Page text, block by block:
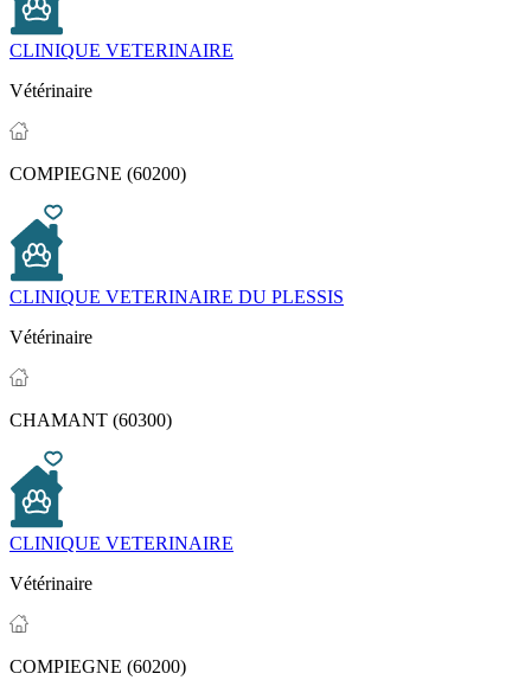
CLINIQUE VETERINAIRE
Vétérinaire
COMPIEGNE (60200)
CLINIQUE VETERINAIRE DU PLESSIS
Vétérinaire
CHAMANT (60300)
CLINIQUE VETERINAIRE
Vétérinaire
COMPIEGNE (60200)